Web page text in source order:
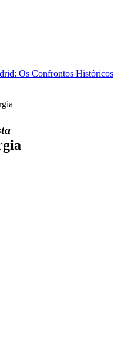
Os Confrontos Históricos